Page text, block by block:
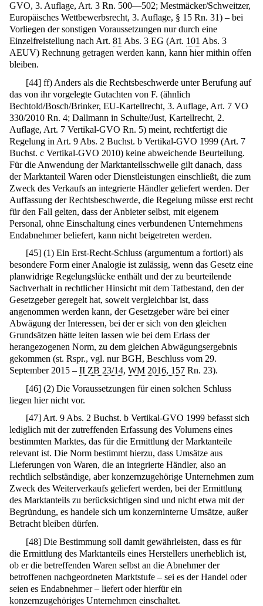
GVO, 3. Auflage, Art. 3 Rn. 500—502; Mestmäcker/Schweitzer,
Europäisches Wettbewerbsrecht, 3. Auflage, § 15 Rn. 31) – bei
Vorliegen der sonstigen Voraussetzungen nur durch eine
Einzelfreistellung nach Art. 81 Abs. 3 EG (Art. 101 Abs. 3
AEUV) Rechnung getragen werden kann, kann hier mithin offen
bleiben.
[44] ff) Anders als die Rechtsbeschwerde unter Berufung auf
das von ihr vorgelegte Gutachten von F. (ähnlich
Bechtold/Bosch/Brinker, EU-Kartellrecht, 3. Auflage, Art. 7 VO
330/2010 Rn. 4; Dallmann in Schulte/Just, Kartellrecht, 2.
Auflage, Art. 7 Vertikal-GVO Rn. 5) meint, rechtfertigt die
Regelung in Art. 9 Abs. 2 Buchst. b Vertikal-GVO 1999 (Art. 7
Buchst. c Vertikal-GVO 2010) keine abweichende Beurteilung.
Für die Anwendung der Marktanteilsschwelle gilt danach, dass
der Marktanteil Waren oder Dienstleistungen einschließt, die zum
Zweck des Verkaufs an integrierte Händler geliefert werden. Der
Auffassung der Rechtsbeschwerde, die Regelung müsse erst recht
für den Fall gelten, dass der Anbieter selbst, mit eigenem
Personal, ohne Einschaltung eines verbundenen Unternehmens
Endabnehmer beliefert, kann nicht beigetreten werden.
[45] (1) Ein Erst-Recht-Schluss (argumentum a fortiori) als
besondere Form einer Analogie ist zulässig, wenn das Gesetz eine
planwidrige Regelungslücke enthält und der zu beurteilende
Sachverhalt in rechtlicher Hinsicht mit dem Tatbestand, den der
Gesetzgeber geregelt hat, soweit vergleichbar ist, dass
angenommen werden kann, der Gesetzgeber wäre bei einer
Abwägung der Interessen, bei der er sich von den gleichen
Grundsätzen hätte leiten lassen wie bei dem Erlass der
herangezogenen Norm, zu dem gleichen Abwägungsergebnis
gekommen (st. Rspr., vgl. nur BGH, Beschluss vom 29.
September 2015 – II ZB 23/14, WM 2016, 157 Rn. 23).
[46] (2) Die Voraussetzungen für einen solchen Schluss
liegen hier nicht vor.
[47]Art. 9 Abs. 2 Buchst. b Vertikal-GVO 1999 befasst sich
lediglich mit der zutreffenden Erfassung des Volumens eines
bestimmten Marktes, das für die Ermittlung der Marktanteile
relevant ist. Die Norm bestimmt hierzu, dass Umsätze aus
Lieferungen von Waren, die an integrierte Händler, also an
rechtlich selbständige, aber konzernzugehörige Unternehmen zum
Zweck des Weiterverkaufs geliefert werden, bei der Ermittlung
des Marktanteils zu berücksichtigen sind und nicht etwa mit der
Begründung, es handele sich um konzerninterne Umsätze, außer
Betracht bleiben dürfen.
[48] Die Bestimmung soll damit gewährleisten, dass es für
die Ermittlung des Marktanteils eines Herstellers unerheblich ist,
ob er die betreffenden Waren selbst an die Abnehmer der
betroffenen nachgeordneten Marktstufe – sei es der Handel oder
seien es Endabnehmer – liefert oder hierfür ein
konzernzugehöriges Unternehmen einschaltet.